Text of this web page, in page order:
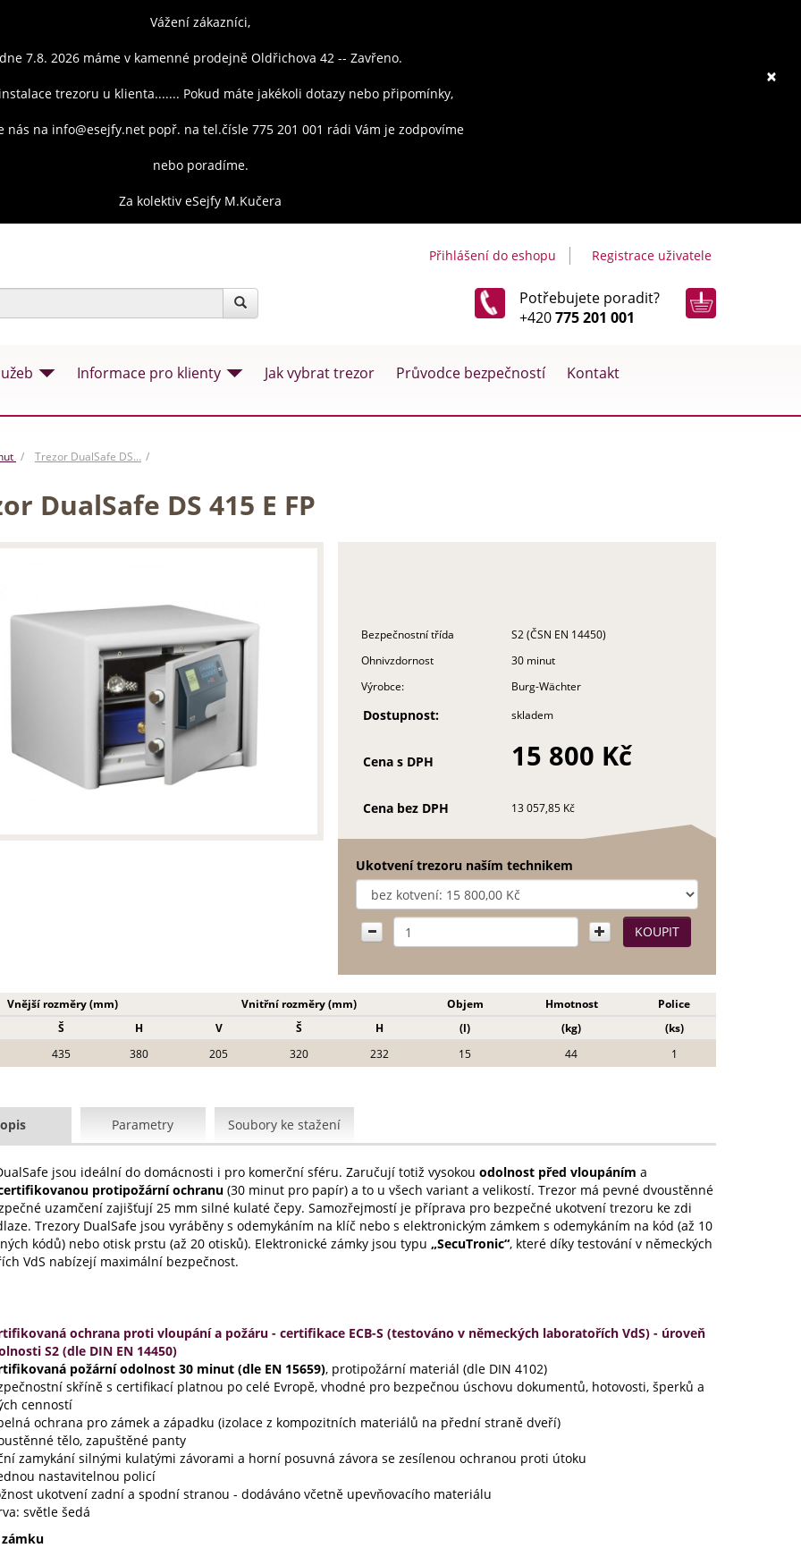
×
Vážení zákazníci,
7.8. 2026 máme v kamenné prodejně Oldřichova 42 -- Zavřeno.
trezoru u klienta....... Pokud máte jakékoli dotazy nebo připomínky,
nás na info@esejfy.net popř. na tel.čísle 775 201 001 rádi Vám je zodpovíme
nebo poradíme.
Za kolektiv eSejfy M.Kučera
Přihlášení do eshopu Registrace uživatele
Potřebujete poradit?
+420775 201 001
Informace pro klienty Jak vybrat trezor Průvodce bezpečností Kontakt
Trezor DualSafe DS…
DualSafe DS 415 E FP
Bezpečnostní třída
S2 (ČSN EN 14450)
Ohnivzdornost
30 minut
Výrobce:
Burg-Wächter
Dostupnost: skladem
Cena s DPH 15 800 Kč
Cena bez DPH 13 057,85 Kč
Ukotvení trezoru naším technikem
Vnější rozměry (mm) Vnitřní rozměry (mm) Objem Hmotnost
Police
Š
H V Š H (l) (kg)
(ks)
435
380 205 320 232 15 44 1
Parametry Soubory ke stažení
jsou ideální do domácnosti i pro komerční sféru. Zaručují totiž vysokou odolnost před vloupáním a
protipožární ochranu(30 minut pro papír) a to u všech variant a velikostí. Trezor má pevné dvoustěnné
uzamčení zajišťují 25 mm silné kulaté čepy. Samozřejmostí je příprava pro bezpečné ukotvení trezoru ke zdi
Trezory DualSafe jsou vyráběny s odemykáním na klíč nebo s elektronickým zámkem s odemykáním na kód (až 10
kódů) nebo otisk prstu (až 20 otisků). Elektronické zámky jsou typu „SecuTronic“, které díky testování v německých
VdS nabízejí maximální bezpečnost.
ochrana proti vloupání a požáru - certifikace ECB-S (testováno v německých laboratořích VdS) - úroveň
S2 (dle DIN EN 14450)
požární odolnost 30 minut (dle EN 15659), protipožární materiál (dle DIN 4102)
skříně s certifikací platnou po celé Evropě, vhodné pro bezpečnou úschovu dokumentů, hotovosti, šperků a
cenností
ochrana pro zámek a západku (izolace z kompozitních materiálů na přední straně dveří)
tělo, zapuštěné panty
zamykání silnými kulatými závorami a horní posuvná závora se zesílenou ochranou proti útoku
nastavitelnou policí
ukotvení zadní a spodní stranou - dodáváno včetně upevňovacího materiálu
světle šedá